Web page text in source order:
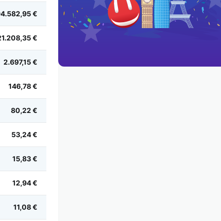
€
€
2.697,15 €
146,78 €
80,22 €
53,24 €
15,83 €
12,94 €
11,08 €